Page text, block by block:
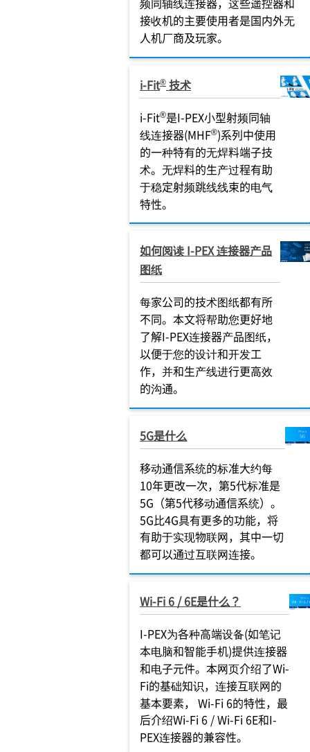
接收机的主要使用者是国内外无
人机厂商及玩家。
i-Fit® 技术
i-Fit®是I-PEX小型射频同轴
线连接器(MHF®)系列中使用
的一种特有的无焊料端子技
术。无焊料的生产过程有助
于稳定射频跳线线束的电气
特性。
如何阅读 I-PEX 连接器产品
图纸
每家公司的技术图纸都有所
不同。本文将帮助您更好地
了解I-PEX连接器产品图纸，
以便于您的设计和开发工
作，并和生产线进行更高效
的沟通。
5G是什么
移动通信系统的标准大约每
10年更改一次，第5代标准是
5G（第5代移动通信系统）。
5G比4G具有更多的功能，将
有助于实现物联网，其中一切
都可以通过互联网连接。
Wi-Fi 6 / 6E是什么？
I-PEX为各种高端设备(如笔记
本电脑和智能手机)提供连接器
和电子元件。本网页介绍了Wi-
Fi的基础知识，连接互联网的
基本要素， Wi-Fi 6的特性，最
后介绍Wi-Fi 6 / Wi-Fi 6E和I-
PEX连接器的兼容性。